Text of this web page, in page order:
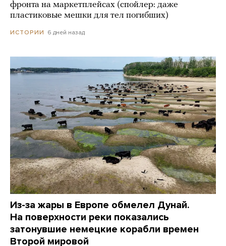
фронта на маркетплейсах (спойлер: даже
пластиковые мешки для тел погибших)
ИСТОРИИ 6 дней назад
Из-за жары в Европе обмелел Дунай.
На поверхности реки показались
затонувшие немецкие корабли времен
Второй мировой